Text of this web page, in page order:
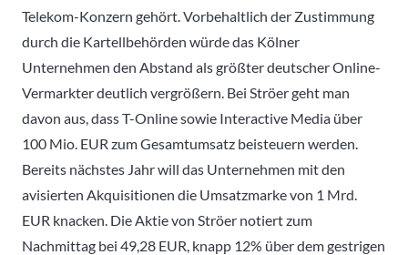
Telekom-Konzern gehört. Vorbehaltlich der Zustimmung
durch die Kartellbehörden würde das Kölner
Unternehmen den Abstand als größter deutscher Online-
Vermarkter deutlich vergrößern. Bei Ströer geht man
davon aus, dass T-Online sowie Interactive Media über
100 Mio. EUR zum Gesamtumsatz beisteuern werden.
Bereits nächstes Jahr will das Unternehmen mit den
avisierten Akquisitionen die Umsatzmarke von 1 Mrd.
EUR knacken. Die Aktie von Ströer notiert zum
Nachmittag bei 49,28 EUR, knapp 12% über dem gestrigen